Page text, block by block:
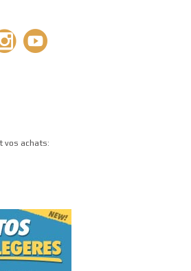
vos achats: